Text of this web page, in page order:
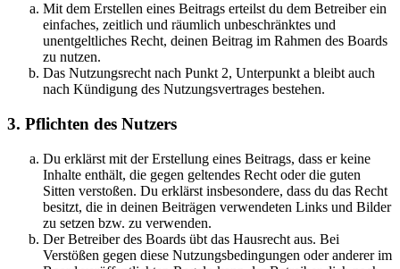
Mit dem Erstellen eines Beitrags erteilst du dem Betreiber ein
einfaches, zeitlich und räumlich unbeschränktes und
unentgeltliches Recht, deinen Beitrag im Rahmen des Boards
zu nutzen.
Das Nutzungsrecht nach Punkt 2, Unterpunkt a bleibt auch
nach Kündigung des Nutzungsvertrages bestehen.
3. Pflichten des Nutzers
Du erklärst mit der Erstellung eines Beitrags, dass er keine
Inhalte enthält, die gegen geltendes Recht oder die guten
Sitten verstoßen. Du erklärst insbesondere, dass du das Recht
besitzt, die in deinen Beiträgen verwendeten Links und Bilder
zu setzen bzw. zu verwenden.
Der Betreiber des Boards übt das Hausrecht aus. Bei
Verstößen gegen diese Nutzungsbedingungen oder anderer im